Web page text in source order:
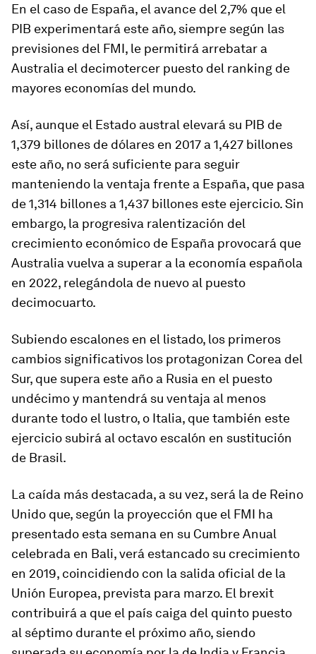
En el caso de España, el avance del 2,7% que el
PIB experimentará este año, siempre según las
previsiones del FMI, le permitirá arrebatar a
Australia el decimotercer puesto del ranking de
mayores economías del mundo.
Así, aunque el Estado austral elevará su PIB de
1,379 billones de dólares en 2017 a 1,427 billones
este año, no será suficiente para seguir
manteniendo la ventaja frente a España, que pasa
de 1,314 billones a 1,437 billones este ejercicio. Sin
embargo, la progresiva ralentización del
crecimiento económico de España provocará que
Australia vuelva a superar a la economía española
en 2022, relegándola de nuevo al puesto
decimocuarto.
Subiendo escalones en el listado, los primeros
cambios significativos los protagonizan Corea del
Sur, que supera este año a Rusia en el puesto
undécimo y mantendrá su ventaja al menos
durante todo el lustro, o Italia, que también este
ejercicio subirá al octavo escalón en sustitución
de Brasil.
La caída más destacada, a su vez, será la de Reino
Unido que, según la proyección que el FMI ha
presentado esta semana en su Cumbre Anual
celebrada en Bali, verá estancado su crecimiento
en 2019, coincidiendo con la salida oficial de la
Unión Europea, prevista para marzo. El brexit
contribuirá a que el país caiga del quinto puesto
al séptimo durante el próximo año, siendo